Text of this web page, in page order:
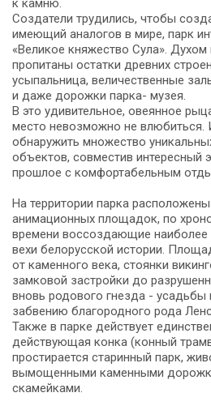
Создатели трудились, чтобы
имеющий аналогов в мире, парк
«Великое княжество Сула». Духом
пропитаны остатки древних
усыпальница, величественные
и даже дорожки парка- музея.
В это удивительное, овеянное
место невозможно не влюбиться.
обнаружить множество
объектов, совместив интересный
прошлое с комфортабельным
На территории парка
анимационных площадок, по
времени воссоздающие наиболее
вехи белорусской истории.
от каменного века, стоянки
замковой застройки до
вновь родового гнезда - усадьбы
забвению благородного рода
Также в парке действует
действующая конка (конный
простирается старинный парк,
вымощенными каменными
скамейками.